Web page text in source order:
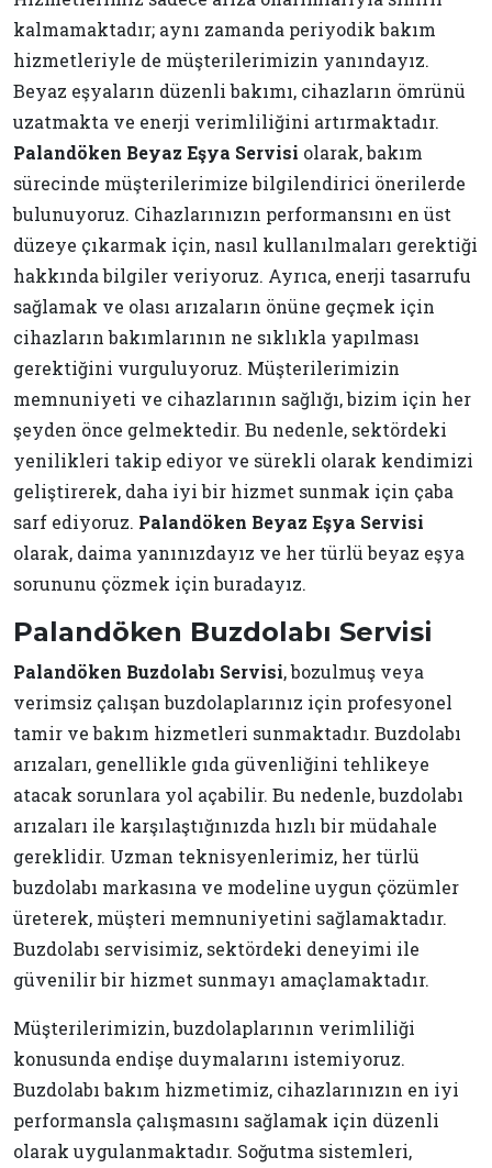
kalmamaktadır; aynı zamanda periyodik bakım
hizmetleriyle de müşterilerimizin yanındayız.
Beyaz eşyaların düzenli bakımı, cihazların ömrünü
uzatmakta ve enerji verimliliğini artırmaktadır.
Palandöken Beyaz Eşya Servisi olarak, bakım
sürecinde müşterilerimize bilgilendirici önerilerde
bulunuyoruz. Cihazlarınızın performansını en üst
düzeye çıkarmak için, nasıl kullanılmaları gerektiği
hakkında bilgiler veriyoruz. Ayrıca, enerji tasarrufu
sağlamak ve olası arızaların önüne geçmek için
cihazların bakımlarının ne sıklıkla yapılması
gerektiğini vurguluyoruz. Müşterilerimizin
memnuniyeti ve cihazlarının sağlığı, bizim için her
şeyden önce gelmektedir. Bu nedenle, sektördeki
yenilikleri takip ediyor ve sürekli olarak kendimizi
geliştirerek, daha iyi bir hizmet sunmak için çaba
sarf ediyoruz. Palandöken Beyaz Eşya Servisi
olarak, daima yanınızdayız ve her türlü beyaz eşya
sorununu çözmek için buradayız.
Palandöken Buzdolabı Servisi
Palandöken Buzdolabı Servisi, bozulmuş veya
verimsiz çalışan buzdolaplarınız için profesyonel
tamir ve bakım hizmetleri sunmaktadır. Buzdolabı
arızaları, genellikle gıda güvenliğini tehlikeye
atacak sorunlara yol açabilir. Bu nedenle, buzdolabı
arızaları ile karşılaştığınızda hızlı bir müdahale
gereklidir. Uzman teknisyenlerimiz, her türlü
buzdolabı markasına ve modeline uygun çözümler
üreterek, müşteri memnuniyetini sağlamaktadır.
Buzdolabı servisimiz, sektördeki deneyimi ile
güvenilir bir hizmet sunmayı amaçlamaktadır.
Müşterilerimizin, buzdolaplarının verimliliği
konusunda endişe duymalarını istemiyoruz.
Buzdolabı bakım hizmetimiz, cihazlarınızın en iyi
performansla çalışmasını sağlamak için düzenli
olarak uygulanmaktadır. Soğutma sistemleri,